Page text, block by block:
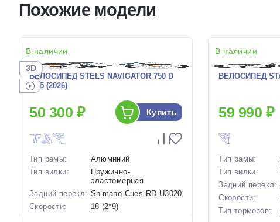
Похожие модели
В наличии
3D
ВЕЛОСИПЕД STELS NAVIGATOR 750 D
27.5 (2026)
50 300 ₽ Купить
Тип рамы:
Алюминий
Тип вилки:
Пружинно-
эластомерная
Задний перекл: Shimano Сues RD-U3020
Скорости:
18 (2*9)
В наличии
ВЕЛОСИПЕД
59 990 ₽
Тип рамы:
Тип вилки:
Задний перекл:
Скорости:
Тип тормозов: